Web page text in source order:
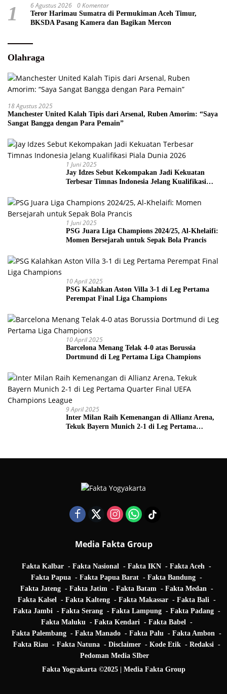
1 6 Agustus 2026 0 Komentar
Teror Harimau Sumatra di Permukiman Aceh Timur,
BKSDA Pasang Kamera dan Bagikan Mercon
Olahraga
18 Agustus 2025
Manchester United Kalah Tipis dari Arsenal, Ruben Amorim: “Saya
Sangat Bangga dengan Para Pemain”
1 Juni 2025
Jay Idzes Sebut Kekompakan Jadi Kekuatan
Terbesar Timnas Indonesia Jelang Kualifikasi
1 Juni 2025
PSG Juara Liga Champions 2024/25, Al-Khelaifi:
Momen Bersejarah untuk Sepak Bola Prancis
10 April 2025
PSG Kalahkan Aston Villa 3-1 di Leg Pertama
Perempat Final Liga Champions
10 April 2025
Barcelona Menang Telak 4-0 atas Borussia
Dortmund di Leg Pertama Liga Champions
9 April 2025
Inter Milan Raih Kemenangan di Allianz Arena,
Tekuk Bayern Munich 2-1 di Leg Pertama
Media Fakta Group
Fakta Kalbar Fakta Nasional Fakta IKN
Fakta Aceh
Fakta Papua
Fakta Papua Barat
Fakta Bandung
Fakta Jateng
Fakta Jatim Fakta Batam
Fakta Medan
Fakta Kalsel
Fakta Kalteng Fakta Makassar
Fakta Bali
Fakta Jambi
Fakta Serang Fakta Lampung
Fakta Padang
Fakta Maluku
Fakta Kendari
Fakta Babel
Fakta Palembang
Fakta Manado Fakta Palu
Fakta Ambon
Fakta Riau
Fakta Natuna Disclaimer Kode Etik
Redaksi
Pedoman Media SIber
Fakta Yogyakarta ©2025 | Media Fakta Group